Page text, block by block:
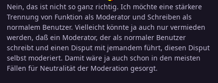
Nein, das ist nicht so ganz richtig. Ich möchte eine stärkere
Trennung von Funktion als Moderator und Schreiben als
normalem Benutzer. Vielleicht könnte ja auch nur vermieden
werden, daß ein Moderator, der als normaler Benutzer
schreibt und einen Disput mit jemandem führt, diesen Disput
selbst moderiert. Damit wäre ja auch schon in den meisten
Fällen für Neutralität der Moderation gesorgt.